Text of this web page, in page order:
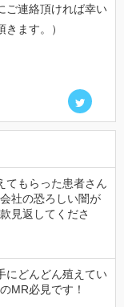
ご連絡頂ければ幸い
ます。）
てもらった患者さん
社の恐ろしい闇が
見返してくださ
にどんどん殖えてい
MR必見です！